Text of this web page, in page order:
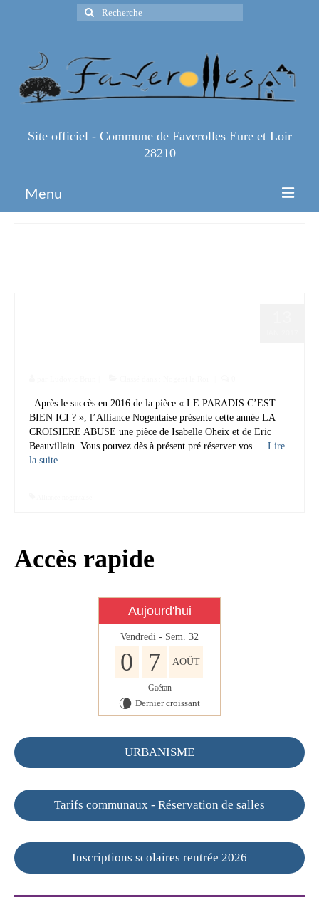
Rechercher
:
Site officiel - Commune de Faverolles Eure et Loir
28210
Menu
Mes démarches
Faverolles dans la presse
Après le succès en 2016 de la pièce « LE PARADIS C’EST
BIEN ICI ? », l’Alliance Nogentaise présente cette année LA
CROISIERE ABUSE une pièce de Isabelle Oheix et de Eric
Beauvillain. Vous pouvez dès à présent pré réserver vos … Lire
la suite­­
Accès rapide
Aujourd'hui
Vendredi - Sem. 32
0 7 AOÛT
Gaétan
V Dernier croissant
URBANISME
Tarifs communaux - Réservation de salles
Inscriptions scolaires rentrée 2026